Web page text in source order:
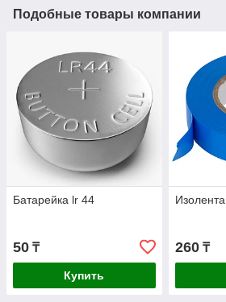
Подобные товары компании
Батарейка lr 44
50 ₸
Купить
260₸